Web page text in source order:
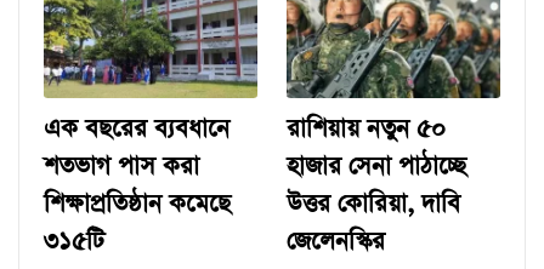
এক বছরের ব্যবধানে
শতভাগ পাস করা
শিক্ষাপ্রতিষ্ঠান কমেছে
৩১৫টি
রাশিয়ায় নতুন ৫০
হাজার সেনা পাঠাচ্ছে
উত্তর কোরিয়া, দাবি
জেলেনস্কির